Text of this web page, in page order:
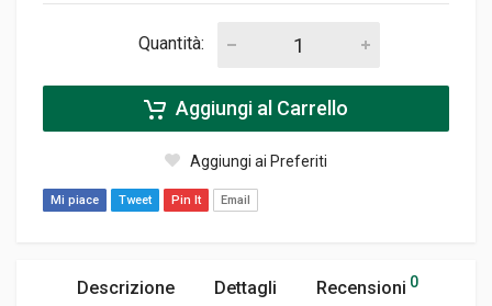
Quantità:
Aggiungi al Carrello
Aggiungi ai Preferiti
Mi piace Tweet Pin It Email
Descrizione Dettagli Recensioni 0